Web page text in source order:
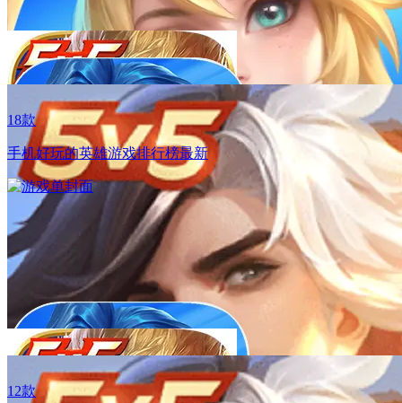
01.21
海绵宝宝联动上线！海绵宝宝&派大星的联动皮肤、比奇堡联
动特别玩法、联动道具惊喜来袭！
01.21
海绵宝宝联动上线！海绵宝宝&派大星的联动皮肤、比奇堡联
动特别玩法、联动道具惊喜来袭！
18款
手机好玩的英雄游戏排行榜最新
12款